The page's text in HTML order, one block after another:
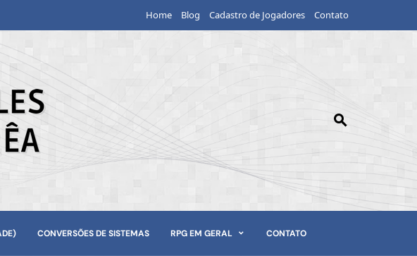
Home Blog Cadastro de Jogadores Contato
CONVERSÕES DE SISTEMAS RPG EM GERAL CONTATO